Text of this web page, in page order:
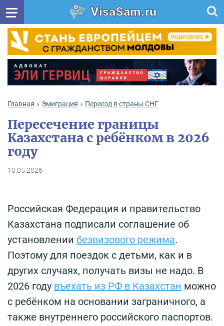
VisaSam.ru
Главная Эмиграция Переезд в страны СНГ
Пересечение границы
Казахстана с ребёнком в 2026
году
10.05.2026
Российская Федерация и правительство
Казахстана подписали соглашение об
установлении безвизового режима.
Поэтому для поездок с детьми, как и в
других случаях, получать визы не надо. В
2026 году въехать из РФ в Казахстан можно
с ребёнком на основании заграничного, а
также внутреннего российского паспортов.